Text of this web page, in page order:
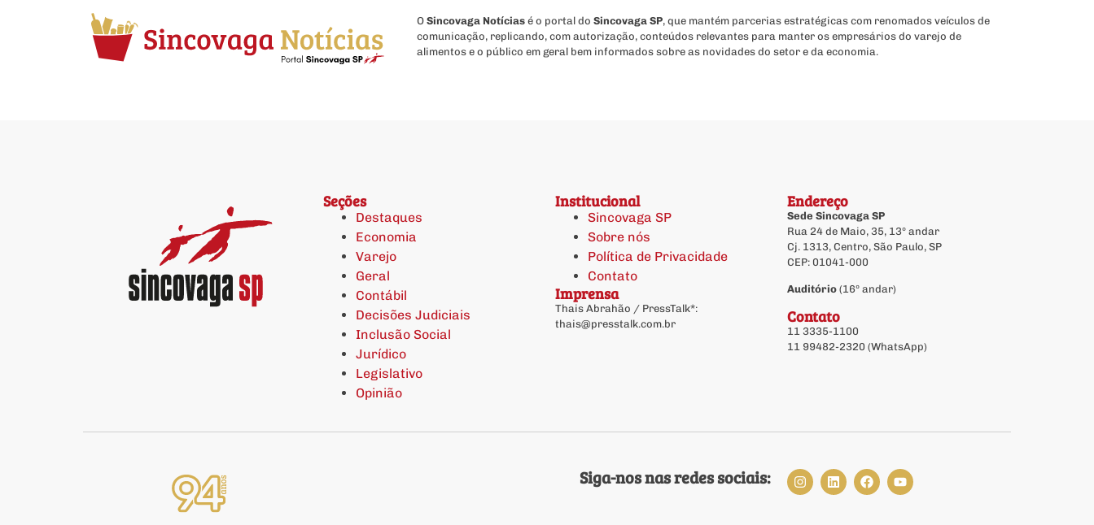
O Sincovaga Notíciasé o portal do Sincovaga SP, que mantém parcerias estratégicas com renomados veículos de
comunicação, replicando, com autorização, conteúdos relevantes para manter os empresários do varejo de
alimentos e o público em geral bem informados sobre as novidades do setor e da economia.
Seções
Destaques
Economia
Varejo
Geral
Contábil
Decisões Judiciais
Inclusão Social
Jurídico
Legislativo
Opinião
Institucional
Sincovaga SP
Sobre nós
Política de Privacidade
Contato
Imprensa
Thais Abrahão / PressTalk*:
thais@presstalk.com.br
Endereço
Sede Sincovaga SP
Rua 24 de Maio, 35, 13º andar
Cj. 1313, Centro, São Paulo, SP
CEP: 01041-000
Auditório (16º andar)
Contato
11 3335-1100
11 99482-2320 (WhatsApp)
Siga-nos nas redes sociais: